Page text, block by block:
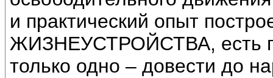
и практический опыт
ЖИЗНЕУСТРОЙСТВА, есть
только одно – довести до